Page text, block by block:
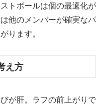
トボールは個の最適化が
他のメンバーが確実なパ
ります。
え方
が肝。ラフの前上がりで